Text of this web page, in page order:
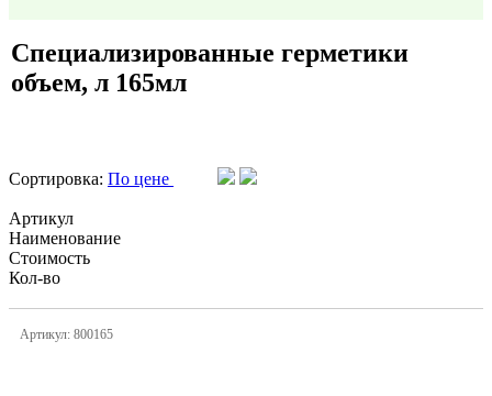
Специализированные герметики
объем, л 165мл
Сортировка: По цене
Артикул
Наименование
Стоимость
Кол-во
Артикул: 800165